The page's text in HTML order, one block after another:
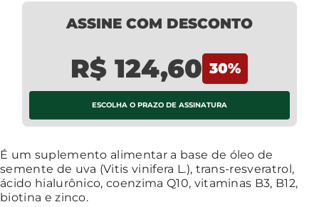
ASSINE COM DESCONTO
Saiba Mais
R$ 124,60 30%
ESCOLHA O PRAZO DE ASSINATURA
É um suplemento alimentar a base de óleo de
semente de uva (Vitis vinifera L.), trans-resveratrol,
ácido hialurônico, coenzima Q10, vitaminas B3, B12,
biotina e zinco.